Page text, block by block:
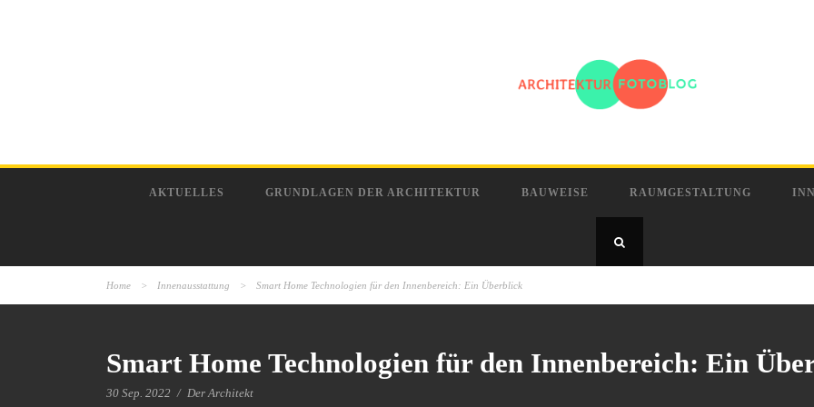
AKTUELLES GRUNDLAGEN DER ARCHITEKTUR BAUWEISE RAUMGESTALTUNG
Home > Innenausstattung > Smart Home Technologien für den Innenbereich: Ein Überblick
Smart Home Technologien für den Innenbereich: Ein
30 Sep. 2022 / Der Architekt